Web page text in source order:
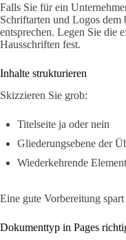
Falls Sie für ein
Schriftarten und Logos dem
entsprechen. Legen Sie die
Hausschriften fest.
Inhalte strukturieren
Skizzieren Sie grob:
Titelseite ja oder nein
Gliederungsebene der
Wiederkehrende
Eine gute Vorbereitung
Dokumenttyp in Pages